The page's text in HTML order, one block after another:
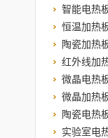
智能电热
恒温加热
陶瓷加热
红外线加
微晶电热
微晶加热
陶瓷电热
实验室电